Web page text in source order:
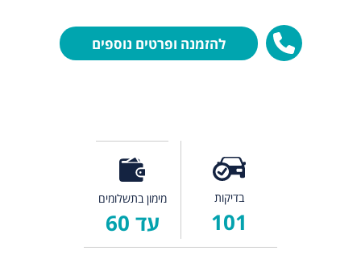
להזמנה ופרטים נוספים
בדיקות
101
מימון בתשלומים
עד 60